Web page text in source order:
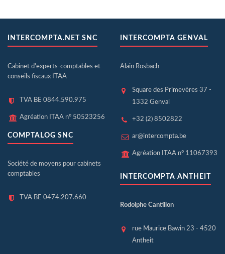
INTERCOMPTA.NET SNC
Cabinet d'experts-comptables et
conseils fiscaux ITAA
TVA BE 0844.590.975
Agréation ITAA n° 50523256
COMPTALOG SNC
Société de moyens pour cabinets
comptables
TVA BE 0474.207.660
INTERCOMPTA GENVAL
Alain Rosbach
Square des Primevères 37 -
1332 Genval
+32 (2) 8502822
ar@intercompta.be
Agréation ITAA n° 11067393
INTERCOMPTA ANTHEIT
Rodolphe Cantillon
rue Maurice Bawin 23 - 4520
Antheit